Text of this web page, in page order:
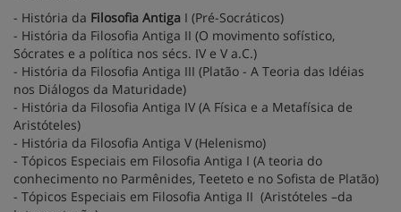
- História da Filosofia Antiga I (Pré-Socráticos)
- História da Filosofia Antiga II (O movimento sofístico,
Sócrates e a política nos sécs. IV e V a.C.)
- História da Filosofia Antiga III (Platão - A Teoria das Idéias
nos Diálogos da Maturidade)
- História da Filosofia Antiga IV (A Física e a Metafísica de
Aristóteles)
- História da Filosofia Antiga V (Helenismo)
- Tópicos Especiais em Filosofia Antiga I (A teoria do
conhecimento no Parmênides, Teeteto e no Sofista de Platão)
- Tópicos Especiais em Filosofia Antiga II (Aristóteles –da